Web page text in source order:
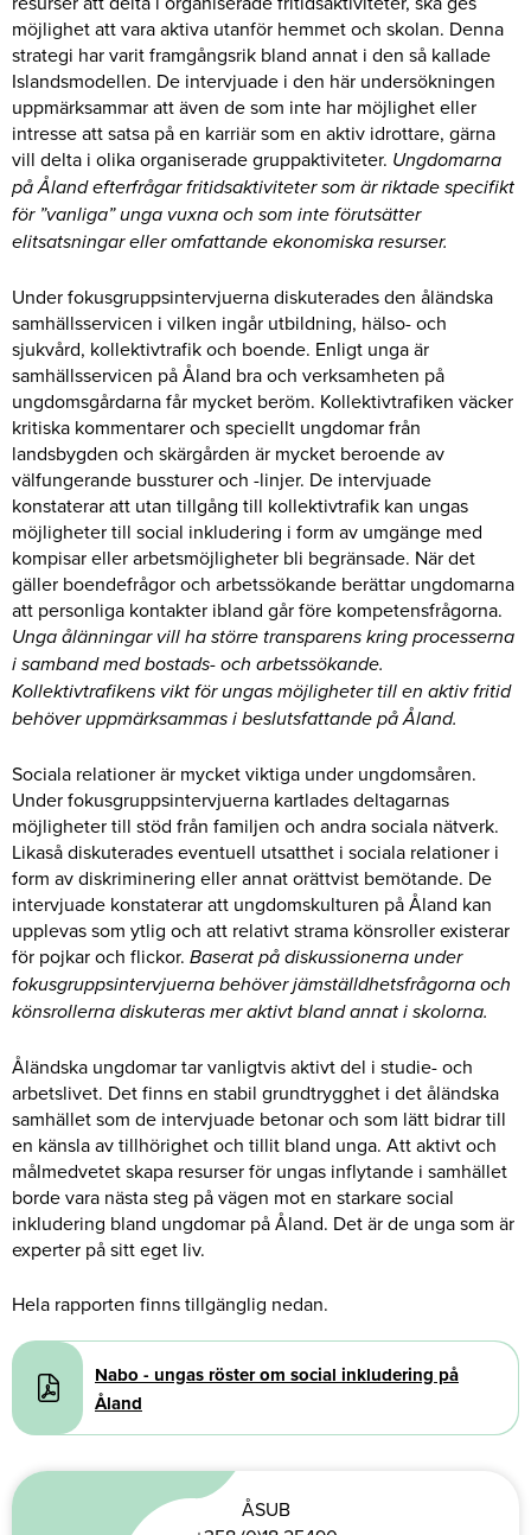
möjlighet att vara aktiva utanför hemmet och skolan. Denna
strategi har varit framgångsrik bland annat i den så kallade
Islandsmodellen. De intervjuade i den här undersökningen
uppmärksammar att även de som inte har möjlighet eller
intresse att satsa på en karriär som en aktiv idrottare, gärna
vill delta i olika organiserade gruppaktiviteter. Ungdomarna
på Åland efterfrågar fritidsaktiviteter som är riktade specifikt
för ”vanliga” unga vuxna och som inte förutsätter
elitsatsningar eller omfattande ekonomiska resurser.
Under fokusgruppsintervjuerna diskuterades den åländska
samhällsservicen i vilken ingår utbildning, hälso- och
sjukvård, kollektivtrafik och boende. Enligt unga är
samhällsservicen på Åland bra och verksamheten på
ungdomsgårdarna får mycket beröm. Kollektivtrafiken väcker
kritiska kommentarer och speciellt ungdomar från
landsbygden och skärgården är mycket beroende av
välfungerande bussturer och -linjer. De intervjuade
konstaterar att utan tillgång till kollektivtrafik kan ungas
möjligheter till social inkludering i form av umgänge med
kompisar eller arbetsmöjligheter bli begränsade. När det
gäller boendefrågor och arbetssökande berättar ungdomarna
att personliga kontakter ibland går före kompetensfrågorna.
Unga ålänningar vill ha större transparens kring processerna
i samband med bostads- och arbetssökande.
Kollektivtrafikens vikt för ungas möjligheter till en aktiv fritid
behöver uppmärksammas i beslutsfattande på Åland.
Sociala relationer är mycket viktiga under ungdomsåren.
Under fokusgruppsintervjuerna kartlades deltagarnas
möjligheter till stöd från familjen och andra sociala nätverk.
Likaså diskuterades eventuell utsatthet i sociala relationer i
form av diskriminering eller annat orättvist bemötande. De
intervjuade konstaterar att ungdomskulturen på Åland kan
upplevas som ytlig och att relativt strama könsroller existerar
för pojkar och flickor. Baserat på diskussionerna under
fokusgruppsintervjuerna behöver jämställdhetsfrågorna och
könsrollerna diskuteras mer aktivt bland annat i skolorna.
Åländska ungdomar tar vanligtvis aktivt del i studie- och
arbetslivet. Det finns en stabil grundtrygghet i det åländska
samhället som de intervjuade betonar och som lätt bidrar till
en känsla av tillhörighet och tillit bland unga. Att aktivt och
målmedvetet skapa resurser för ungas inflytande i samhället
borde vara nästa steg på vägen mot en starkare social
inkludering bland ungdomar på Åland. Det är de unga som är
experter på sitt eget liv.
Hela rapporten finns tillgänglig nedan.
Document
Nabo - ungas röster om social inkludering på
Åland
ÅSUB